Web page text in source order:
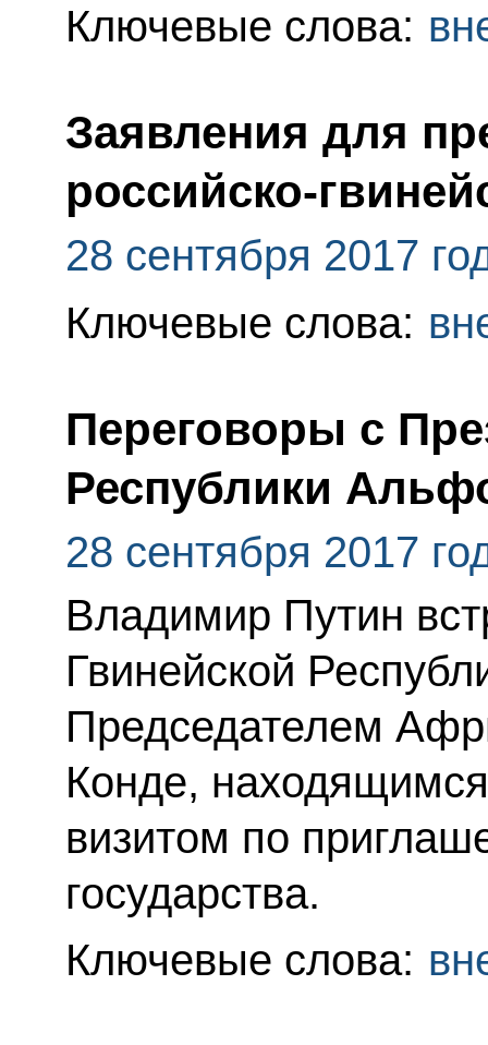
Ключевые слова:
Заявления для
российско-
28 сентября 2017
Ключевые слова:
Переговоры с
Республики
28 сентября 2017
Владимир Путин
Гвинейской
Председателем
Конде,
визитом по
государства.
Ключевые слова: